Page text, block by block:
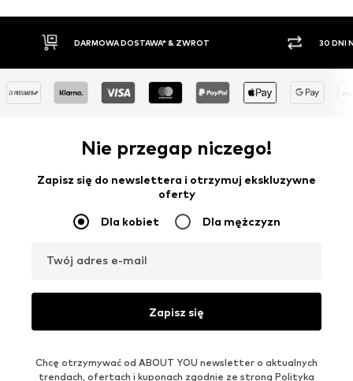
30 DNI NA ZWROT TOWARU
Nie przegap niczego!
Zapisz się do newslettera i otrzymuj ekskluzywne
oferty
Dla kobiet Dla mężczyzn
Twój adres e-mail
Zapisz się
Chcę otrzymywać od ABOUT YOU newsletter o aktualnych
trendach, ofertach i kuponach zgodnie ze stroną Polityka